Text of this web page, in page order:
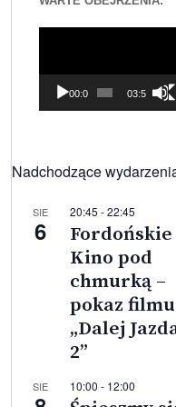
00:00 03:56
Nadchodzące
SIE
6
20:45 -22:45
Fordońskie
Kino pod
chmurką –
pokaz filmu
„Dalej
2”
SIE 10:00 - 12:00